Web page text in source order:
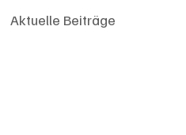
Aktuelle Beiträge